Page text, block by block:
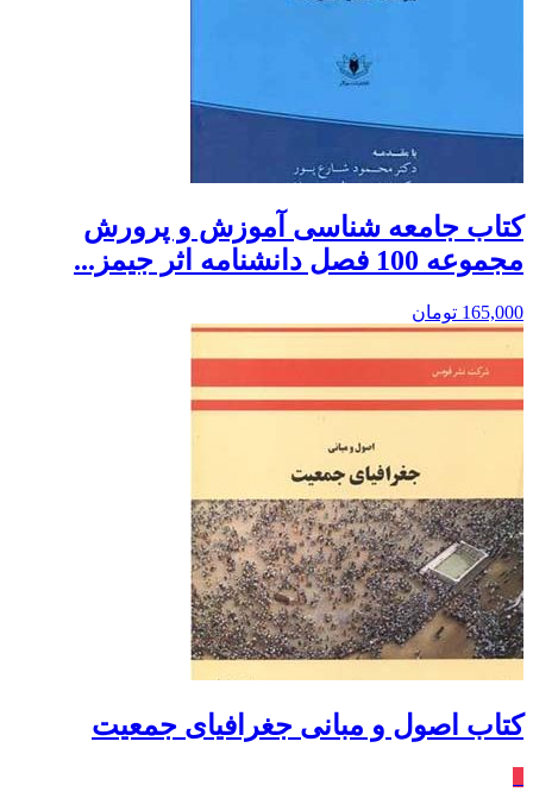
کتاب جامعه شناسی آموزش و پرورش
مجموعه 100 فصل دانشنامه اثر جیمز...
165,000 تومان
کتاب اصول و مبانی جغرافیای جمعیت